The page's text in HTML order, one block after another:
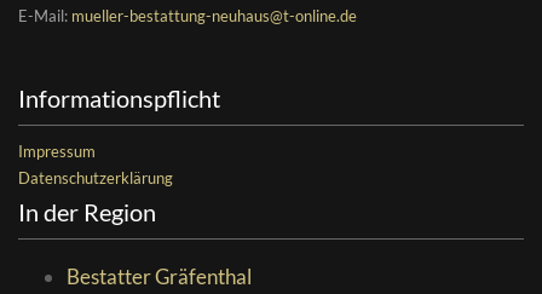
E-Mail: mueller-bestattung-neuhaus@t-online.de
Informationspflicht
Impressum
Datenschutzerklärung
In der Region
Bestatter Gräfenthal